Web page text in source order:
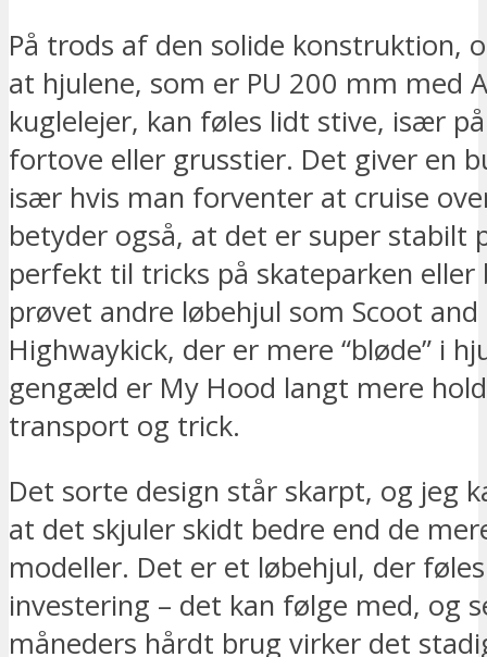
På trods af den solide konstruktion,
at hjulene, som er PU 200 mm med
kuglelejer, kan føles lidt stive, især
fortove eller grusstier. Det giver en
især hvis man forventer at cruise
betyder også, at det er super stabilt
perfekt til tricks på skateparken eller
prøvet andre løbehjul som Scoot and
Highwaykick, der er mere “bløde” i
gengæld er My Hood langt mere
transport og trick.
Det sorte design står skarpt, og jeg
at det skjuler skidt bedre end de
modeller. Det er et løbehjul, der
investering – det kan følge med, og
måneders hårdt brug virker det